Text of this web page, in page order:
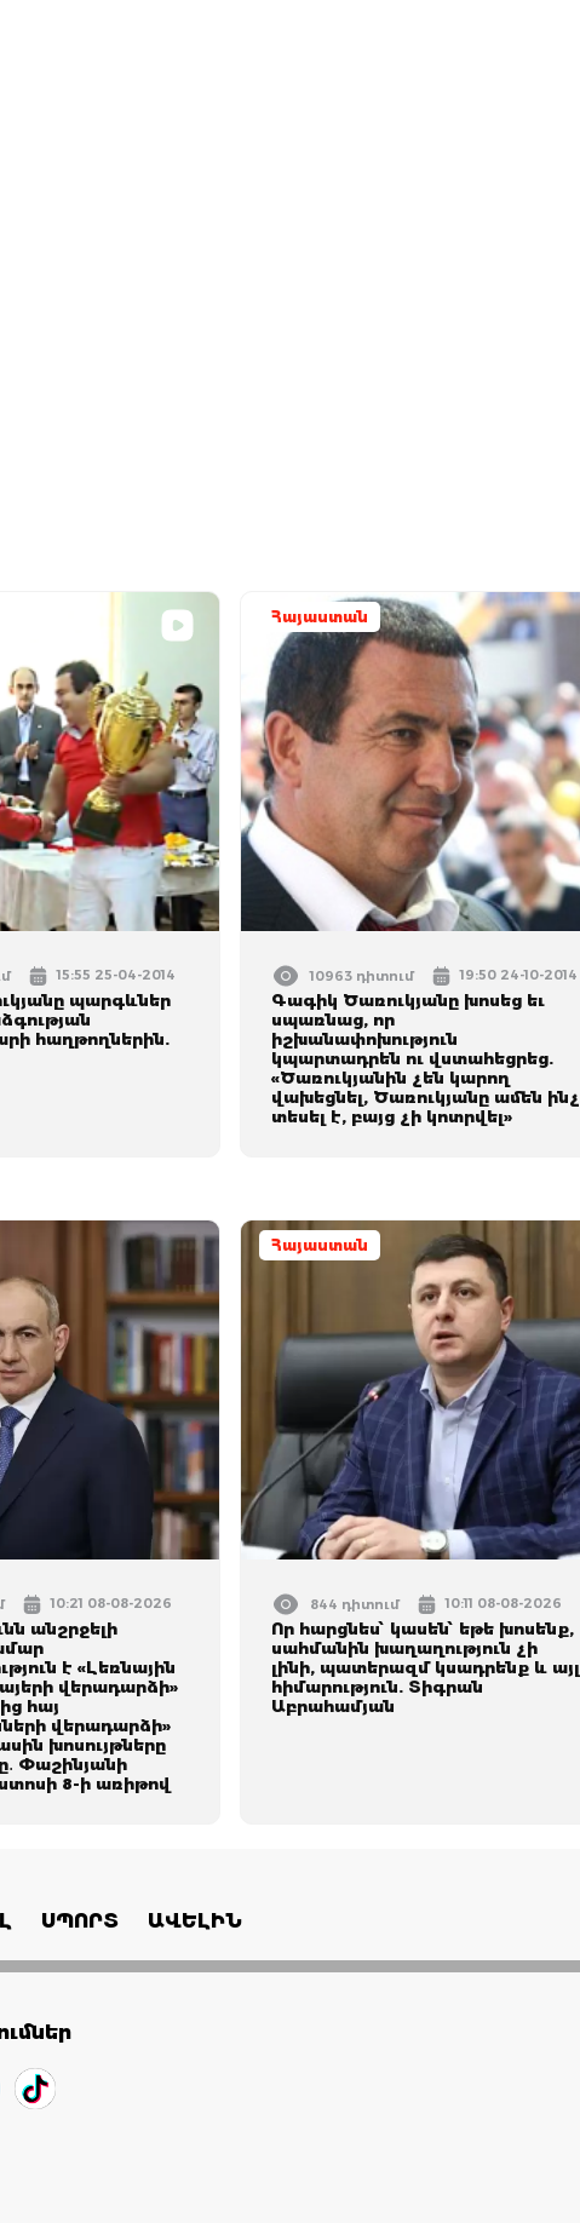
15:55 25-04-2014
պարգևներ
հաղթողներին.
Հայաստան
10963 դիտում 19:50 24-10-2014
Գագիկ Ծառուկյանը խոսեց եւ
սպառնաց, որ
իշխանափոխություն
կպարտադրեն ու վստահեցրեց.
«Ծառուկյանին չեն կարող
վախեցնել, Ծառուկյանը ամեն ինչ
տեսել է, բայց չի կոտրվել»
10:21 08-08-2026
անշրջելի
է «Լեռնային
վերադարձի»
հայ
վերադարձի»
խոսույթները
Փաշինյանի
8-ի առիթով
Հայաստան
844 դիտում 10:11 08-08-2026
Որ հարցնես՝ կասեն՝ եթե խոսենք,
սահմանին խաղաղություն չի
լինի, պատերազմ կuադրենք և այլ
հիմարnւթյուն. Տիգրան
Աբրահամյան
ՍՊՈՐՏ ԱՎԵԼԻՆ